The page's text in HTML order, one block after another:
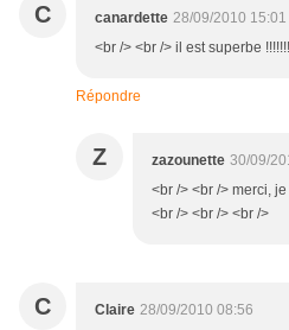
C canardette 28/09/2010 15:01
<br /> <br /> il est superbe
Répondre
Z zazounette 30/09/
<br /> <br /> merci,
<br /> <br /> <br />
C Claire 28/09/2010 08:56